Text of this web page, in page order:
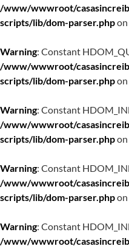
/www/wwwroot/
scripts/lib/dom-parser.php
Warning: Constant
/www/wwwroot/
scripts/lib/dom-parser.php
Warning: Constant
/www/wwwroot/
scripts/lib/dom-parser.php
Warning: Constant
/www/wwwroot/
scripts/lib/dom-parser.php
Warning: Constant
/www/wwwroot/